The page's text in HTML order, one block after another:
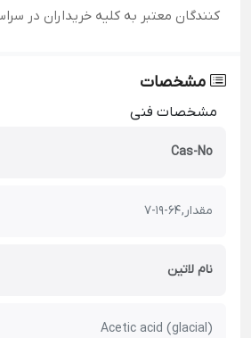
کنندگان معتبر به کلیه خریداران در
مشخصات
مشخصات فنی
Cas-No
مقدار, 64-19-7
نام لاتین
(Acetic acid (glacial